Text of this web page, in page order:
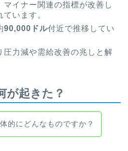
マイナー関連の指標が改善し
います。
90,000ドル付近で推移してい
圧力減や需給改善の兆しと解
が起きた？
的にどんなものですか？